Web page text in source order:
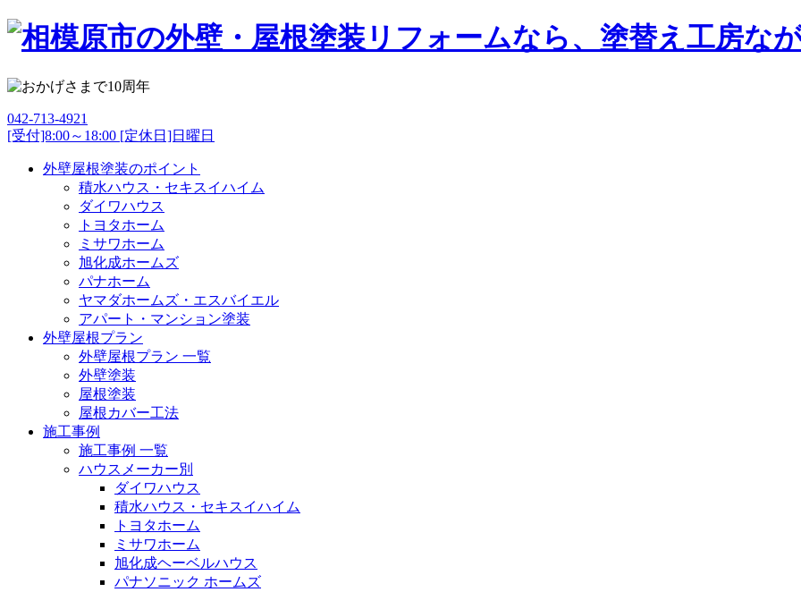
042-713-4921
[受付]8:00～18:00 [定休日]日曜日
外壁屋根塗装のポイント
積水ハウス・セキスイハイム
ダイワハウス
トヨタホーム
ミサワホーム
旭化成ホームズ
パナホーム
ヤマダホームズ・エスバイエル
アパート・マンション塗装
外壁屋根プラン
外壁屋根プラン 一覧
外壁塗装
屋根塗装
屋根カバー工法
施工事例
施工事例 一覧
ハウスメーカー別
ダイワハウス
積水ハウス・セキスイハイム
トヨタホーム
ミサワホーム
旭化成ヘーベルハウス
パナソニック ホームズ